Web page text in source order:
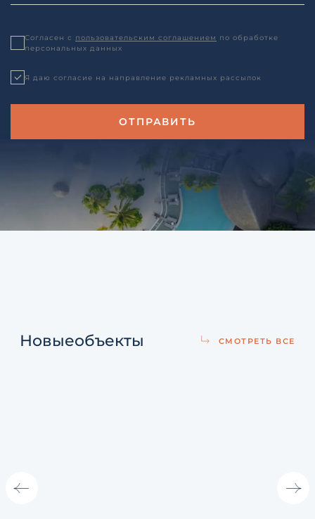
Согласен с пользовательским соглашением по обработке
персональных данных
Я даю согласие на направление рекламных рассылок
Новыеобъекты СМОТРЕТЬ ВСЕ